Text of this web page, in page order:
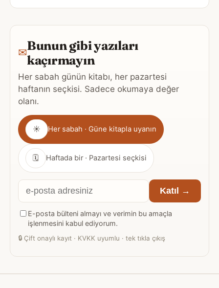
✉Bunun gibi yazıları
kaçırmayın
Her sabah günün kitabı, her pazartesi
haftanın seçkisi. Sadece okumaya değer
olanı.
Gönderim
sıklığı
☀ Her sabah · Güne kitapla uyanın
🗓 Haftada bir · Pazartesi seçkisi
E-
posta
adresiniz
Katıl →
E-posta bülteni almayı ve verimin bu amaçla
işlenmesini kabul ediyorum.
🔒 Çift onaylı kayıt · KVKK uyumlu · tek tıkla çıkış